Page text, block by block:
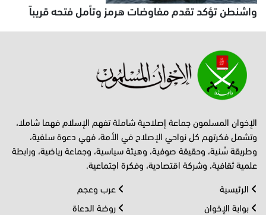
واشنطن تؤكد تقدم مفاوضات هرمز وتأمل فتحه قريباً
الإخوان المسلمون جماعة إصلاحية شاملة تفهم الإسلام فهما شاملا،
وتشمل فكرتهم كل نواحي الإصلاح في الأمة، فهي دعوة سلفية،
وطريقة سُنية، وحقيقة صوفية، وهيئة سياسية، وجماعة رياضية، ورابطة
علمية ثقافية، وشركة اقتصادية، وفكرة اجتماعية.
الرئيسية
بوابة الإخوان
عرب وعجم
روضة الدعاة